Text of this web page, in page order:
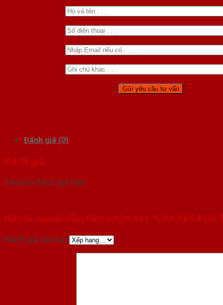
Đánh giá (0)
Đánh giá
Chưa có đánh giá nào.
Hãy là người đầu tiên nhận xét “Cửa ABS KOS
Đánh giá của bạn